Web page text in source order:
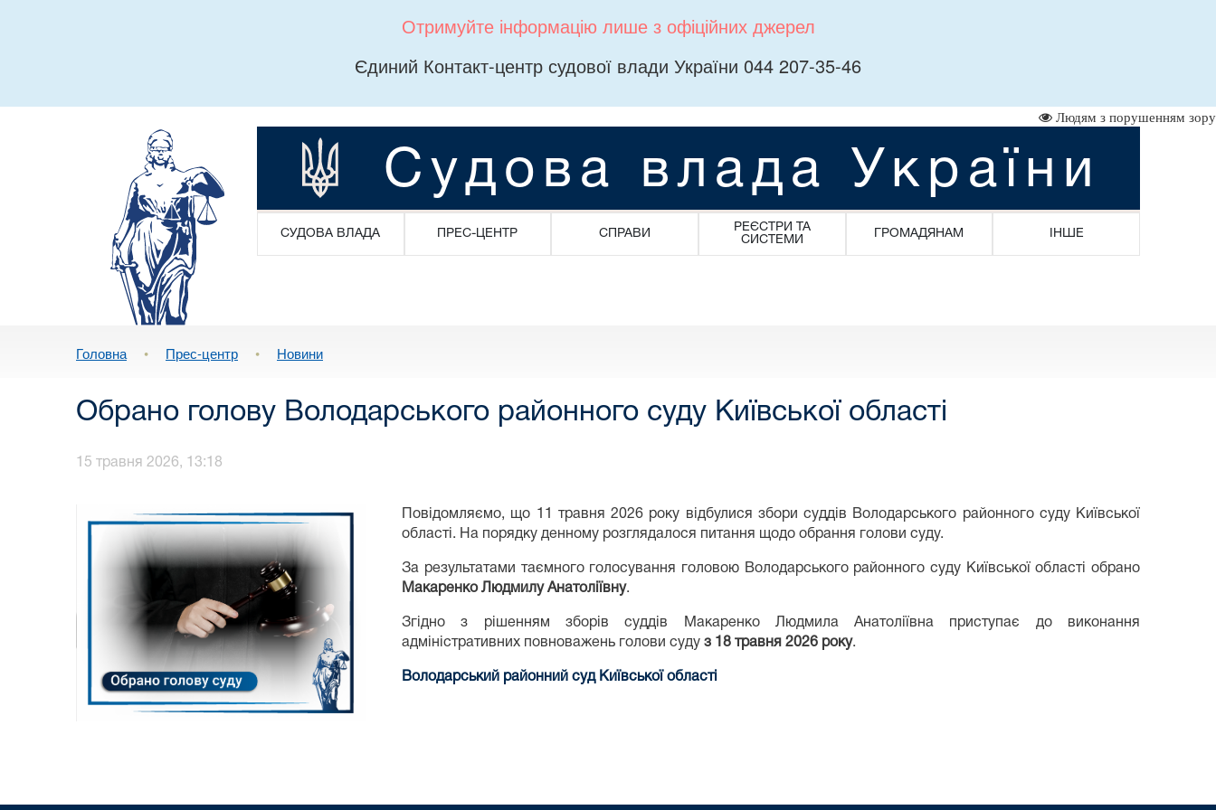
Отримуйте інформацію лише з офіційних джерел
Єдиний Контакт-центр судової влади України 044 207-35-46
Людям з порушенням зору
Судова влада України
СУДОВА ВЛАДА ПРЕС-ЦЕНТР СПРАВИ
РЕЄСТРИ ТА
СИСТЕМИ
ГРОМАДЯНАМ ІНШЕ
Головна • Прес-центр • Новини
Обрано голову Володарського районного суду Київської області
15 травня 2026, 13:18
Повідомляємо, що 11 травня 2026 року відбулися збори суддів Володарського районного суду Київської
області. На порядку денному розглядалося питання щодо обрання голови суду.
За результатами таємного голосування головою Володарського районного суду Київської області обрано
Макаренко Людмилу Анатоліївну.
Згідно з рішенням зборів суддів Макаренко Людмила Анатоліївна приступає до виконання
адміністративних повноважень голови судуз 18 травня 2026 року.
Володарський районний суд Київської області